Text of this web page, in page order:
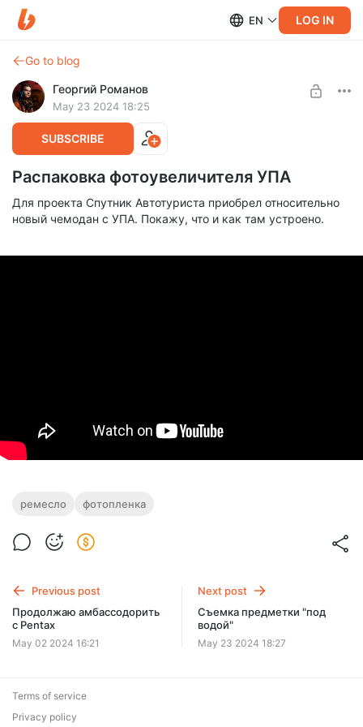
EN LOG IN
Go to blog
Георгий Романов
May 23 2024 18:25
SUBSCRIBE
Распаковка фотоувеличителя УПА
Для проекта Спутник Автотуриста приобрел относительно
новый чемодан с УПА. Покажу, что и как там устроено.
ремесло фотопленка
Previous post
Продолжаю амбассодорить
с Pentax
May 02 2024 16:21
Next post
Съемка предметки "под
водой"
May 23 2024 18:27
Terms of service
Privacy policy